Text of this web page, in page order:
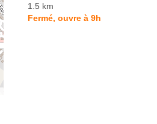
1.5 km
Fermé, ouvre à 9h